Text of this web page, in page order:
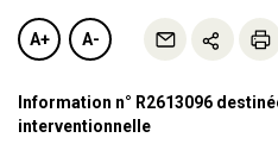
A+ A-
Information n° R2613096
interventionnelle